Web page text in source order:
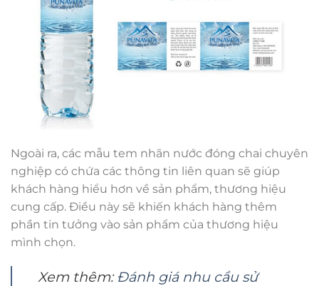
Ngoài ra, các mẫu tem nhãn nước đóng chai chuyên
nghiệp có chứa các thông tin liên quan sẽ giúp
khách hàng hiểu hơn về sản phẩm, thương hiệu
cung cấp. Điều này sẽ khiến khách hàng thêm
phần tin tưởng vào sản phẩm của thương hiệu
mình chọn.
Xem thêm: Đánh giá nhu cầu sử